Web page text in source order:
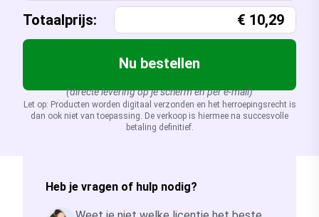
Totaalprijs: € 10,29
Nu bestellen
(directe levering op je scherm en per e-mail)
Let op: Producten worden digitaal verzonden en het herroepingsrecht is
dan ook niet van toepassing. De verkoop is hiermee na succesvolle
betaling definitief.
Heb je vragen of hulp nodig?